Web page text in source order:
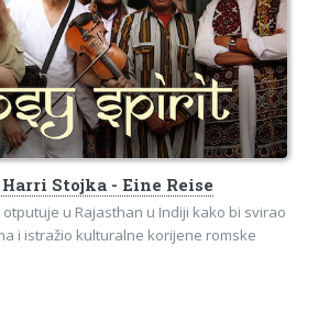
Stojka - Eine Reise
u Rajasthan u Indiji kako bi svirao
i istražio kulturalne korijene romske